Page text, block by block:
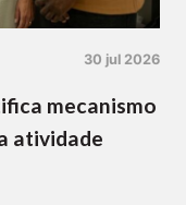
30 jul 2026
mecanismo
atividade